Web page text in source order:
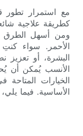
مع استمرار تطور
كطريقة علاجية
ومن أسهل الطرق
الأحمر. سواء
البشرة، أو تعزيز
الأنسب يُمكن أن
الخيارات
الأساسية. فيما